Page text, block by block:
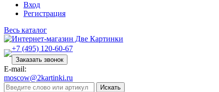
Вход
Регистрация
Весь каталог
+7 (495) 120-60-67
Заказать звонок
E-mail:
moscow@2kartinki.ru
Искать